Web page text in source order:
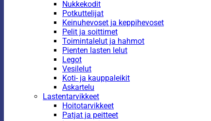
Nukkekodit
Potkuttelijat
Keinuhevoset ja keppihevoset
Pelit ja soittimet
Toimintalelut ja hahmot
Pienten lasten lelut
Legot
Vesilelut
Koti- ja kauppaleikit
Askartelu
Lastentarvikkeet
Hoitotarvikkeet
Patjat ja peitteet